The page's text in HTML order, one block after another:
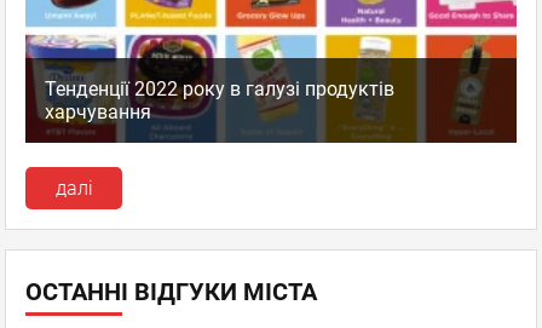
Тенденції 2022 року в галузі продуктів
харчування
далі
ОСТАННІ ВІДГУКИ МІСТА